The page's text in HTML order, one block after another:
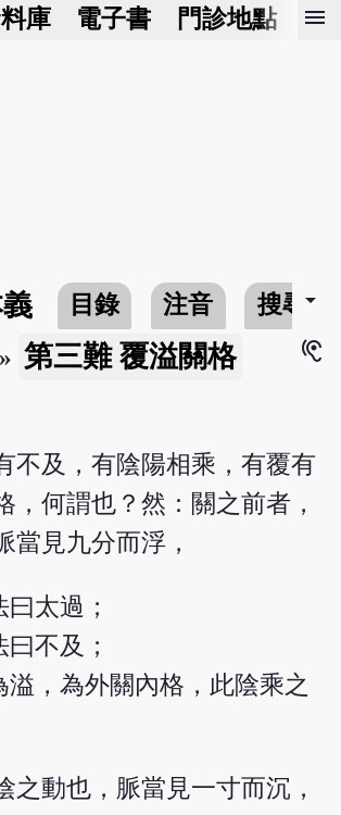
庫 電子書 門診地點 預
menu
目錄 注音 搜尋arrow_drop_down
» 第三難 覆溢關格
hearing
不及，有陰陽相乘，有覆有
，何謂也？然：關之前者，
當見九分而浮，
太過；
不及；
溢，為外關內格，此陰乘之
之動也，脈當見一寸而沉，